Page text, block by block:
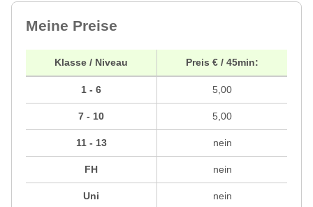
Meine Preise
Klasse / Niveau
1 - 6
7 - 10
11 - 13
FH
Uni
Preis € / 45min:
5,00
5,00
nein
nein
nein